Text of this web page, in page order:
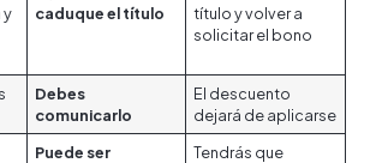
y
caduque el título
título y volver a
solicitar el bono
Debes
comunicarlo
El descuento
dejará de aplicarse
Puede ser
Tendrás que